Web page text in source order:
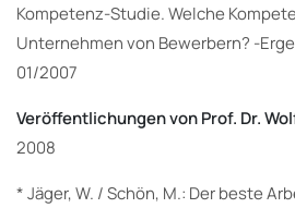
Kompetenz-Studie. Welche
Unternehmen von Bewerbern? -
01/2007
Veröffentlichungen von Prof. Dr.
2008
* Jäger, W. / Schön, M.: Der beste